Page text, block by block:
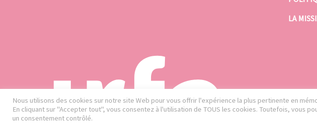
LA
Nous utilisons des cookies sur notre site Web pour vous offrir l'expérience la plus pertinente en
En cliquant sur "Accepter tout", vous consentez à l'utilisation de TOUS les cookies. Toutefois, vous
un consentement contrôlé.